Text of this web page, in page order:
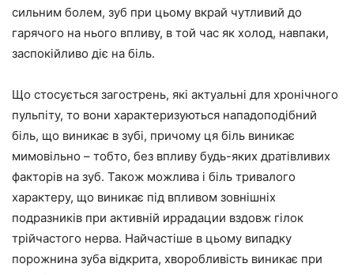
сильним болем, зуб при цьому вкрай чутливий до
гарячого на нього впливу, в той час як холод, навпаки,
заспокійливо діє на біль.
Що стосується загострень, які актуальні для хронічного
пульпіту, то вони характеризуються нападоподібний
біль, що виникає в зубі, причому ця біль виникає
мимовільно – тобто, без впливу будь-яких дратівливих
факторів на зуб. Також можлива і біль тривалого
характеру, що виникає під впливом зовнішніх
подразників при активній иррадации вздовж гілок
трійчастого нерва. Найчастіше в цьому випадку
порожнина зуба відкрита, хворобливість виникає при